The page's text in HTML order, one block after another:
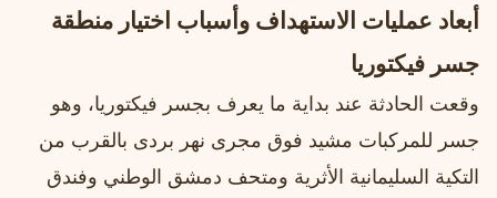
أبعاد عمليات الاستهداف وأسباب اختيار منطقة
جسر فيكتوريا
وقعت الحادثة عند بداية ما يعرف بجسر فيكتوريا، وهو
جسر للمركبات مشيد فوق مجرى نهر بردى بالقرب من
التكية السليمانية الأثرية ومتحف دمشق الوطني وفندق